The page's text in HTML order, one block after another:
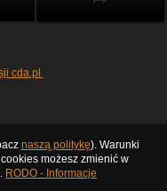
cda.pl
naszą politykę). Warunki
możesz zmienić w
RODO - Informacje